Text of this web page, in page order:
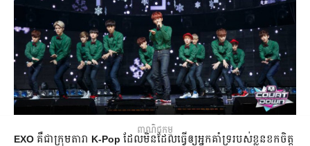
ពាណិជ្ជកម្ម
EXO គឺជាក្រុមតារា K-Pop ដែលមិនដែលធ្វើឲ្យអ្នកគាំទ្ររបស់ខ្លួនខកចិត្ត